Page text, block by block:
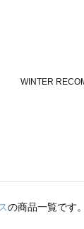
の商品一覧です